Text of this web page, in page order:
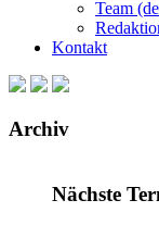
Team
Kontakt
Archiv
Nächste